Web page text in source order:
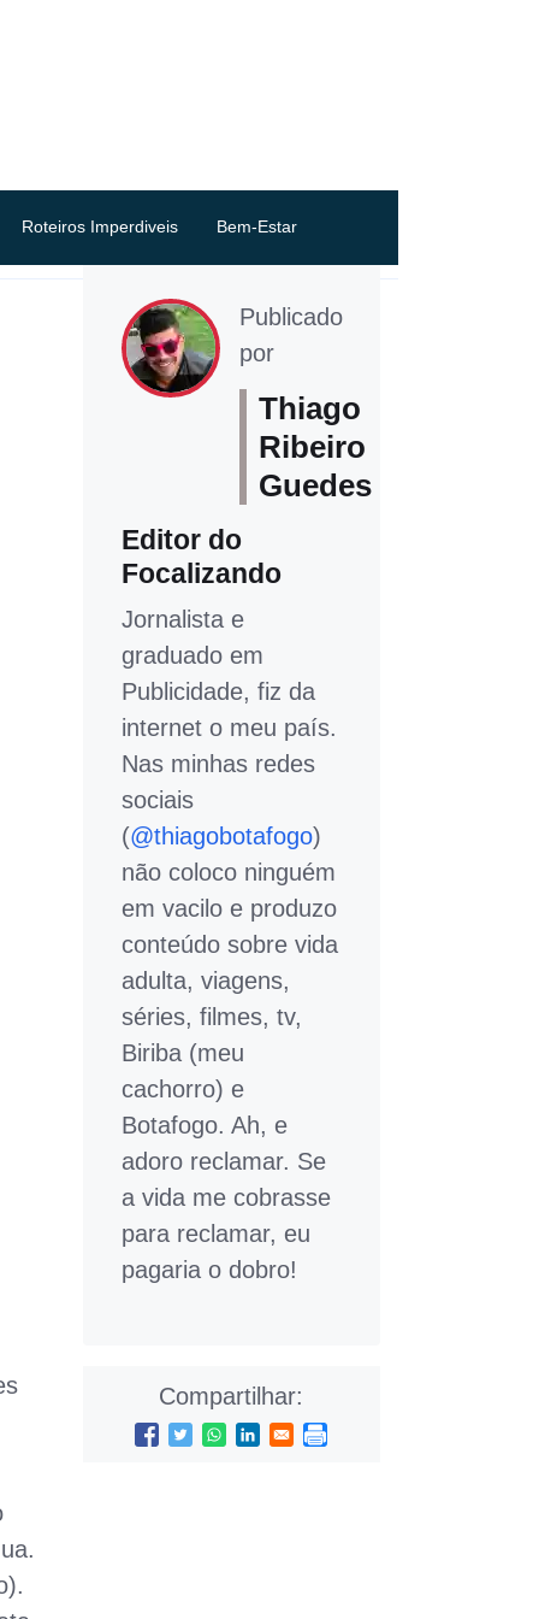
Roteiros Imperdiveis Bem-Estar
Publicado
por
Thiago
Ribeiro
Guedes
Editor do
Focalizando
Jornalista e
graduado em
Publicidade, fiz da
internet o meu país.
Nas minhas redes
sociais
(@thiagobotafogo)
não coloco ninguém
em vacilo e produzo
conteúdo sobre vida
adulta, viagens,
séries, filmes, tv,
Biriba (meu
cachorro) e
Botafogo. Ah, e
adoro reclamar. Se
a vida me cobrasse
para reclamar, eu
pagaria o dobro!
Compartilhar: